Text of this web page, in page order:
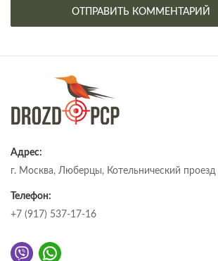
Адрес:
г. Москва, Люберцы, Котельнический проезд
Телефон:
+7 (917) 537-17-16